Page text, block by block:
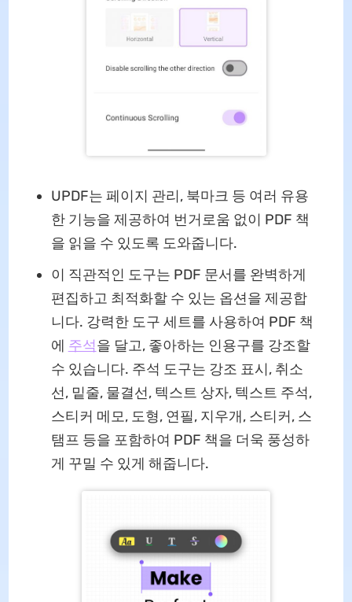
UPDF는 페이지 관리, 북마크 등 여러 유용
한 기능을 제공하여 번거로움 없이 PDF 책
을 읽을 수 있도록 도와줍니다.
이 직관적인 도구는 PDF 문서를 완벽하게
편집하고 최적화할 수 있는 옵션을 제공합
니다. 강력한 도구 세트를 사용하여 PDF 책
에 주석을 달고, 좋아하는 인용구를 강조할
수 있습니다. 주석 도구는 강조 표시, 취소
선, 밑줄, 물결선, 텍스트 상자, 텍스트 주석,
스티커 메모, 도형, 연필, 지우개, 스티커, 스
탬프 등을 포함하여 PDF 책을 더욱 풍성하
게 꾸밀 수 있게 해줍니다.